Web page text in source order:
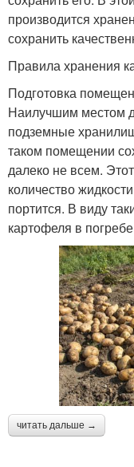
производится
сохранить
Правила хранения
Подготовка
Наилучшим местом
подземные
таком помещении
далеко не всем.
количество
портится. В виду
картофеля в
читать дальше →